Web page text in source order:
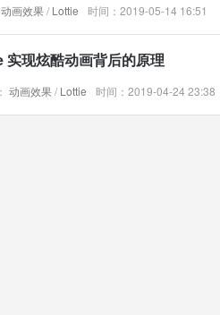
动画效果/ Lottie 时间：2019-05-14 16:51
实现炫酷动画背后的原理
动画效果/ Lottie 时间：2019-04-24 23:38